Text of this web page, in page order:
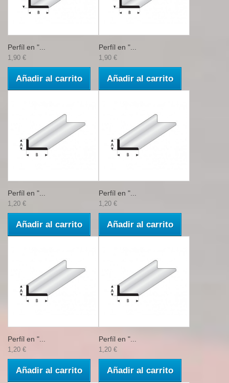
Perfíl en "...
1,90 €
Añadir al carrito
Perfíl en "...
1,90 €
Añadir al carrito
Perfíl en "...
1,20 €
Añadir al carrito
Perfíl en "...
1,20 €
Añadir al carrito
Perfíl en "...
1,20 €
Añadir al carrito
Perfíl en "...
1,20 €
Añadir al carrito